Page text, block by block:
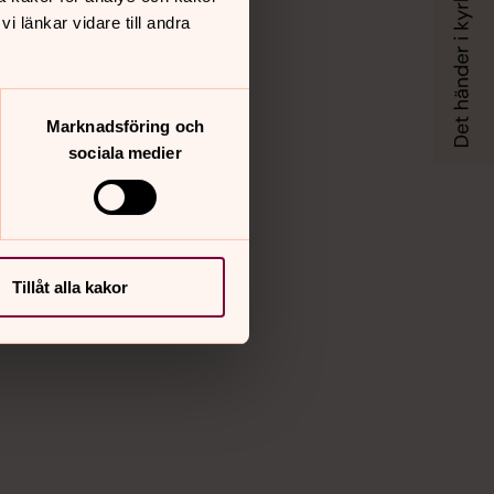
länkar vidare till andra
Marknadsföring och
sociala medier
Tillåt alla kakor
Instagram
Vimeo